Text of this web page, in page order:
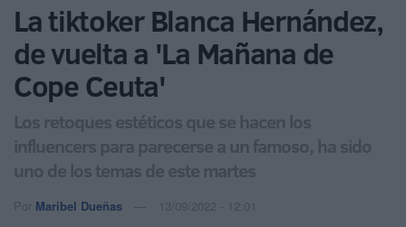
La tiktoker Blanca Hernández,
de vuelta a 'La Mañana de
Cope Ceuta'
Los retoques estéticos que se hacen los
influencers para parecerse a un famoso, ha sido
uno de los temas de este martes
Por Maribel Dueñas 13/09/2022 - 12:01